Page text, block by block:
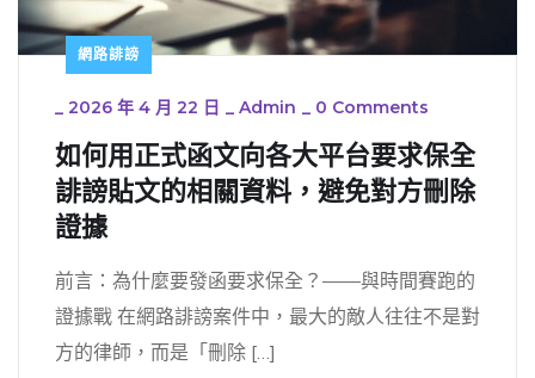
網路誹謗
_ 2026 年 4 月 22 日 _ Admin _ 0 Comments
如何用正式函文向各大平台要求保全
誹謗貼文的相關資料，避免對方刪除
證據
前言：為什麼要發函要求保全？——與時間賽跑的
證據戰 在網路誹謗案件中，最大的敵人往往不是對
方的律師，而是「刪除 […]